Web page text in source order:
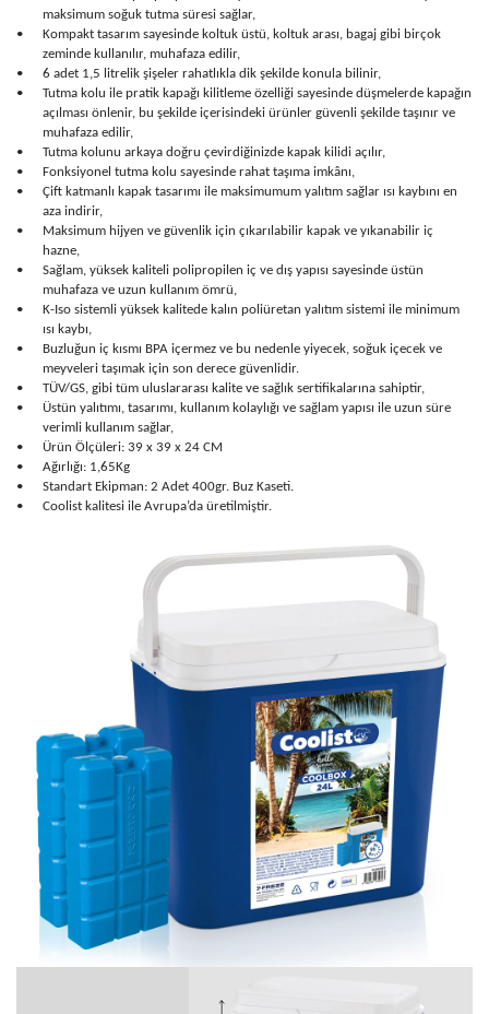
maksimum soğuk tutma süresi sağlar,
•
Kompakt tasarım sayesinde koltuk üstü, koltuk arası, bagaj gibi birçok
zeminde kullanılır, muhafaza edilir,
•
6 adet 1,5 litrelik şişeler rahatlıkla dik şekilde konula bilinir,
•
Tutma kolu ile pratik kapağı kilitleme özelliği sayesinde düşmelerde kapağın
açılması önlenir, bu şekilde içerisindeki ürünler güvenli şekilde taşınır ve
muhafaza edilir,
•
Tutma kolunu arkaya doğru çevirdiğinizde kapak kilidi açılır,
•
Fonksiyonel tutma kolu sayesinde rahat taşıma imkânı,
•
Çift katmanlı kapak tasarımı ile maksimumum yalıtım sağlar ısı kaybını en
aza indirir,
•
Maksimum hijyen ve güvenlik için çıkarılabilir kapak ve yıkanabilir iç
hazne,
•
Sağlam, yüksek kaliteli polipropilen iç ve dış yapısı sayesinde üstün
muhafaza ve uzun kullanım ömrü,
•
K-Iso sistemli yüksek kalitede kalın poliüretan yalıtım sistemi ile minimum
ısı kaybı,
•
Buzluğun iç kısmı BPA içermez ve bu nedenle yiyecek, soğuk içecek ve
meyveleri taşımak için son derece güvenlidir.
•
TÜV/GS, gibi tüm uluslararası kalite ve sağlık sertifikalarına sahiptir,
•
Üstün yalıtımı, tasarımı, kullanım kolaylığı ve sağlam yapısı ile uzun süre
verimli kullanım sağlar,
•
Ürün Ölçüleri: 39 x 39 x 24 CM
•
Ağırlığı: 1,65Kg
•
Standart Ekipman: 2 Adet 400gr. Buz Kaseti.
•
Coolist kalitesi ile Avrupa’da üretilmiştir.